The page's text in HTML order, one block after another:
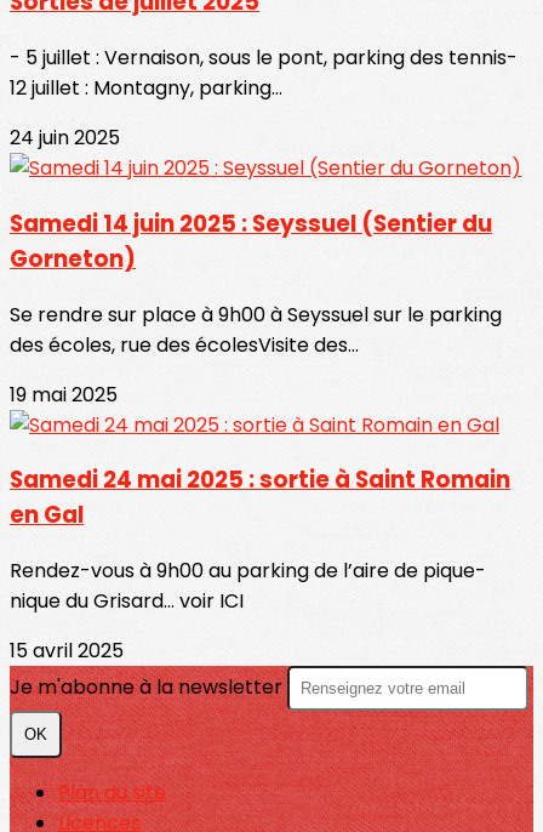
- 5 juillet : Vernaison, sous le pont, parking des tennis-
12 juillet : Montagny, parking...
24 juin 2025
Samedi 14 juin 2025 : Seyssuel (Sentier du
Gorneton)
Se rendre sur place à 9h00 à Seyssuel sur le parking
des écoles, rue des écolesVisite des...
19 mai 2025
Samedi 24 mai 2025 : sortie à Saint Romain
en Gal
Rendez-vous à 9h00 au parking de l’aire de pique-
nique du Grisard... voir ICI
15 avril 2025
Je m'abonne à la newsletter
OK
Plan du site
Licences